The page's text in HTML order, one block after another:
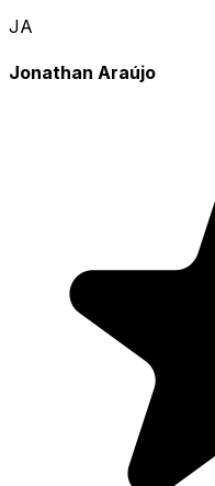
JA
Jonathan Araújo